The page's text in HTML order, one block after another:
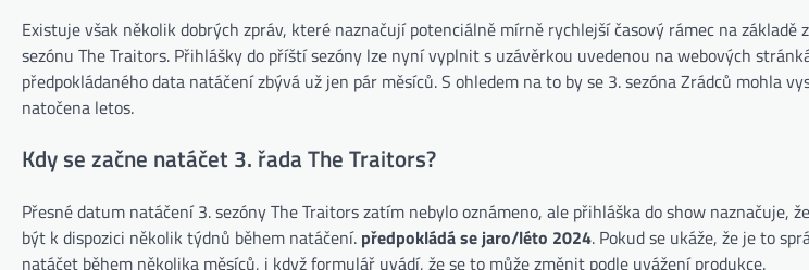
Existuje však několik dobrých zpráv, které naznačují potenciálně mírně rychlejší časový rámec na základě
sezónu The Traitors. Přihlášky do příští sezóny lze nyní vyplnit s uzávěrkou uvedenou na webových
předpokládaného data natáčení zbývá už jen pár měsíců. S ohledem na to by se 3. sezóna Zrádců mohla
natočena letos.
Kdy se začne natáčet 3. řada The Traitors?
Přesné datum natáčení 3. sezóny The Traitors zatím nebylo oznámeno, ale přihláška do show naznačuje,
být k dispozici několik týdnů během natáčení. předpokládá se jaro/léto 2024. Pokud se ukáže, že je to
natáčet během několika měsíců, i když formulář uvádí, že se to může změnit podle uvážení produkce.